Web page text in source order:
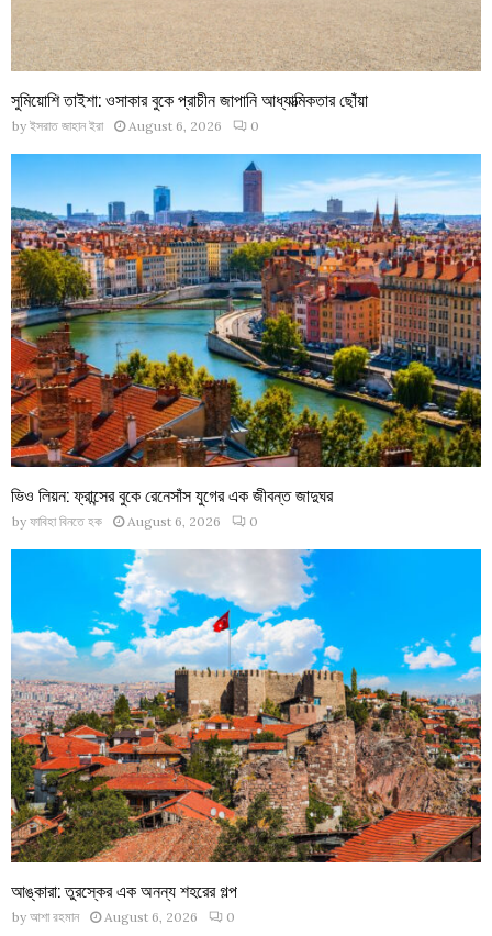
সুমিয়োশি তাইশা: ওসাকার বুকে প্রাচীন জাপানি আধ্যাত্মিকতার ছোঁয়া
by ইসরাত জাহান ইরা August 6, 2026 0
ভিও লিয়ন: ফ্রান্সের বুকে রেনেসাঁস যুগের এক জীবন্ত জাদুঘর
by ফাবিহা বিনতে হক August 6, 2026 0
আঙ্কারা: তুরস্কের এক অনন্য শহরের গল্প
by আশা রহমান August 6, 2026 0